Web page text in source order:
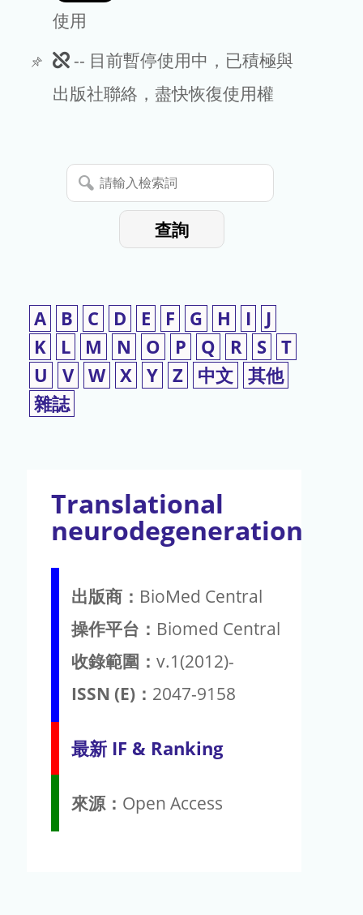
使用
此
期
暫
停
-- 目前暫停使用中，已積極與
出版社聯絡，盡快恢復使用權
請
輸
查詢
A B C D E F G H I
J
K
L M N O P Q R S T
U
V W X Y Z 中文 其他
雜誌
Translational
neurodegeneration
出版商： BioMed Central
操作平台： Biomed Central
收錄範圍： v.1(2012)-
ISSN (E)： 2047-9158
最新 IF & Ranking
來源： Open Access